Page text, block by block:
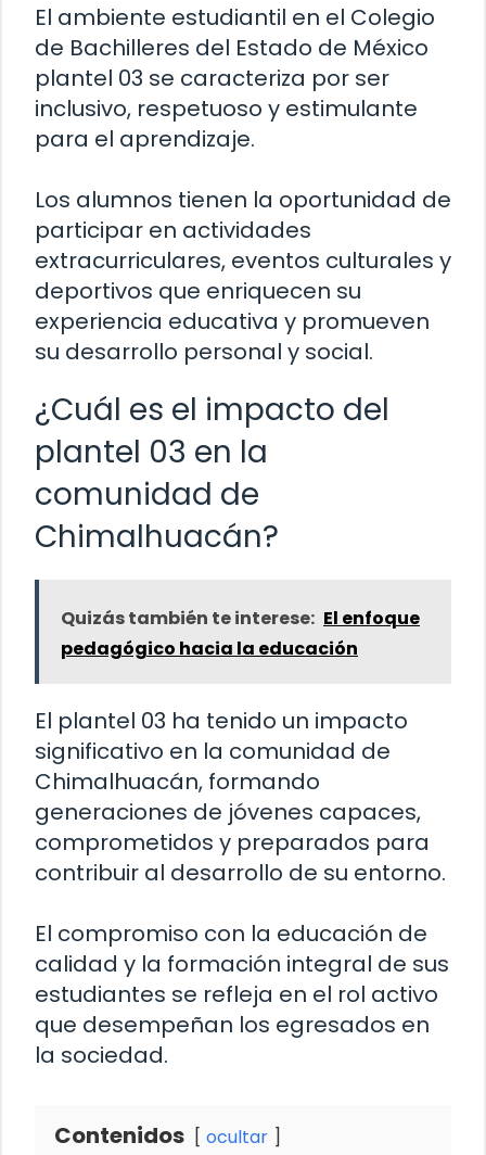
El ambiente estudiantil en el Colegio
de Bachilleres del Estado de México
plantel 03 se caracteriza por ser
inclusivo, respetuoso y estimulante
para el aprendizaje.
Los alumnos tienen la oportunidad de
participar en actividades
extracurriculares, eventos culturales y
deportivos que enriquecen su
experiencia educativa y promueven
su desarrollo personal y social.
¿Cuál es el impacto del
plantel 03 en la
comunidad de
Chimalhuacán?
Quizás también te interese: El enfoque
pedagógico hacia la educación
El plantel 03 ha tenido un impacto
significativo en la comunidad de
Chimalhuacán, formando
generaciones de jóvenes capaces,
comprometidos y preparados para
contribuir al desarrollo de su entorno.
El compromiso con la educación de
calidad y la formación integral de sus
estudiantes se refleja en el rol activo
que desempeñan los egresados en
la sociedad.
Contenidos ocultar